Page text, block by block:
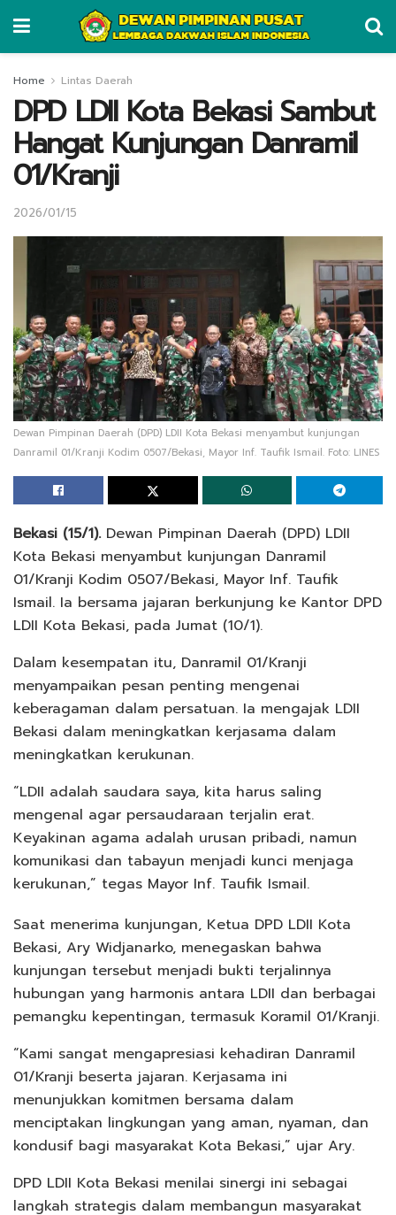
Home Lintas Daerah
DPD LDII Kota Bekasi Sambut
Hangat Kunjungan Danramil
01/Kranji
2026/01/15
Dewan Pimpinan Daerah (DPD) LDII Kota Bekasi menyambut kunjungan
Danramil 01/Kranji Kodim 0507/Bekasi, Mayor Inf. Taufik Ismail. Foto: LINES
Bekasi (15/1).Dewan Pimpinan Daerah (DPD) LDII
Kota Bekasi menyambut kunjungan Danramil
01/Kranji Kodim 0507/Bekasi, Mayor Inf. Taufik
Ismail. Ia bersama jajaran berkunjung ke Kantor DPD
LDII Kota Bekasi, pada Jumat (10/1).
Dalam kesempatan itu, Danramil 01/Kranji
menyampaikan pesan penting mengenai
keberagaman dalam persatuan. Ia mengajak LDII
Bekasi dalam meningkatkan kerjasama dalam
meningkatkan kerukunan.
“LDII adalah saudara saya, kita harus saling
mengenal agar persaudaraan terjalin erat.
Keyakinan agama adalah urusan pribadi, namun
komunikasi dan tabayun menjadi kunci menjaga
kerukunan,” tegas Mayor Inf. Taufik Ismail.
Saat menerima kunjungan, Ketua DPD LDII Kota
Bekasi, Ary Widjanarko, menegaskan bahwa
kunjungan tersebut menjadi bukti terjalinnya
hubungan yang harmonis antara LDII dan berbagai
pemangku kepentingan, termasuk Koramil 01/Kranji.
“Kami sangat mengapresiasi kehadiran Danramil
01/Kranji beserta jajaran. Kerjasama ini
menunjukkan komitmen bersama dalam
menciptakan lingkungan yang aman, nyaman, dan
kondusif bagi masyarakat Kota Bekasi,” ujar Ary.
DPD LDII Kota Bekasi menilai sinergi ini sebagai
langkah strategis dalam membangun masyarakat